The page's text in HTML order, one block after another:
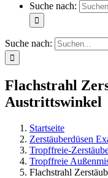
Suche nach:
Suche nach:
Flachstrahl
Austrittswinkel
Startseite
Zerstäuberdüsen
Tropffreie-
Tropffreie
Flachstrahl